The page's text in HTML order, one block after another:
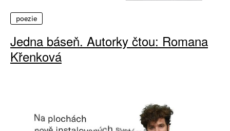
poezie
Jedna báseň. Autorky čtou: Romana
Křenková